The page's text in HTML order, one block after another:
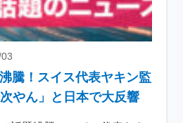
騰！スイス代表ヤキン監
やん」と日本で大反響